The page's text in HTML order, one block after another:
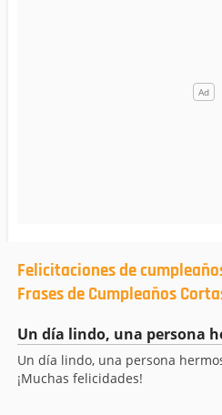
Felicitaciones de
Frases de Cumpleaños
Un día lindo, una persona
Un día lindo, una persona
¡Muchas felicidades!